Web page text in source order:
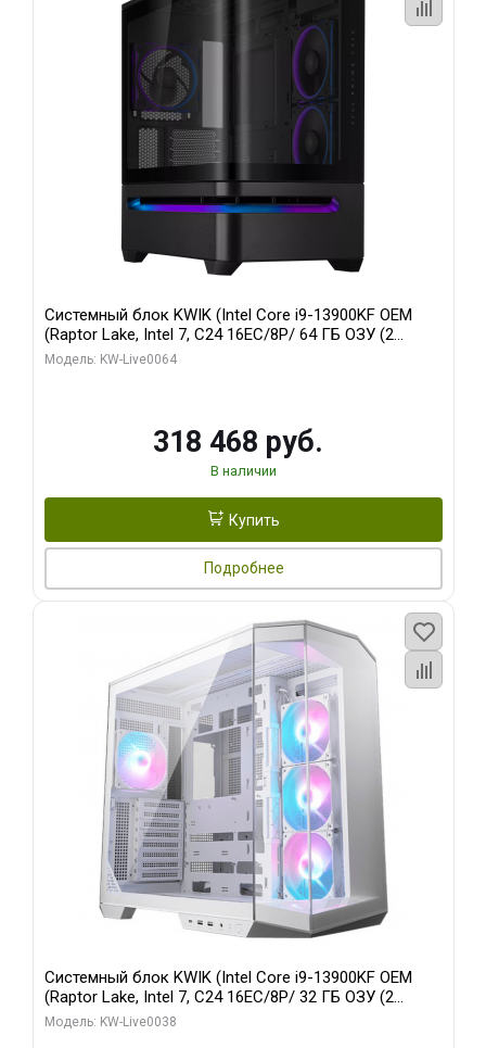
Системный блок KWIK (Intel Core i9-13900KF OEM
(Raptor Lake, Intel 7, C24 16EC/8P/ 64 ГБ ОЗУ (2
модуля)/ ASUS RTX5080 PROART OC 16GB GDDR7
Модель: KW-Live0064
318 468 руб.
В наличии
Купить
Подробнее
Системный блок KWIK (Intel Core i9-13900KF OEM
(Raptor Lake, Intel 7, C24 16EC/8P/ 32 ГБ ОЗУ (2
модуля)/ Gigabyte RX9070XT GAMING OC 16GB GDDR6
Модель: KW-Live0038